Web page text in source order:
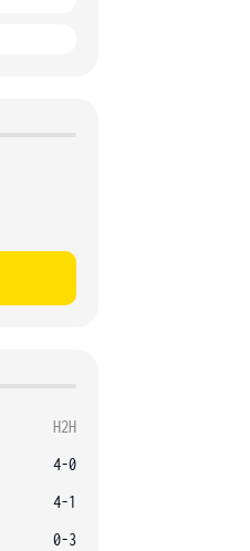
H2H
4-0
4-1
0-3